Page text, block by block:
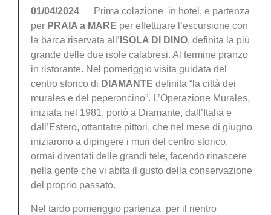
01/04/2024
Prima colazione in hotel, e partenza
per PRAIA a MARE per effettuare l’escursione con
la barca riservata all’ ISOLA DI DINO, definita la più
grande delle due isole calabresi. Al termine pranzo
in ristorante. Nel pomeriggio visita guidata del
centro storico di DIAMANTE definita “la città dei
murales e del peperoncino”. L’Operazione Murales,
iniziata nel 1981, portò a Diamante, dall’Italia e
dall’Estero, ottantatre pittori, che nel mese di giugno
iniziarono a dipingere i muri del centro storico,
ormai diventati delle grandi tele, facendo rinascere
nella gente che vi abita il gusto della conservazione
del proprio passato.
Nel tardo pomeriggio partenza per il rientro